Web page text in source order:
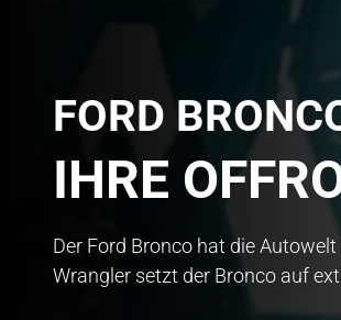
FORD
IHRE
Der Ford Bronco hat die
Wrangler setzt der Bronco auf